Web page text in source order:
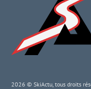
2026 © SkiActu, tous droits